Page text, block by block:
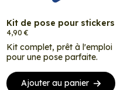
Kit de pose pour stickers
4,90 €
Kit complet, prêt à l'emploi
pour une pose parfaite.
Ajouter au panier